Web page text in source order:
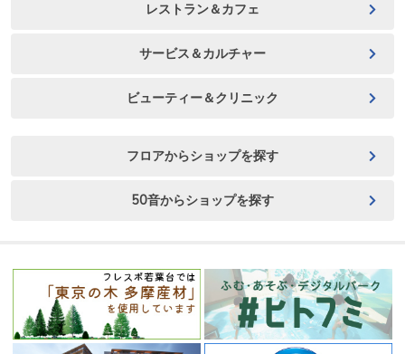
レストラン＆カフェ
サービス＆カルチャー
ビューティー＆クリニック
フロアからショップを探す
50音からショップを探す